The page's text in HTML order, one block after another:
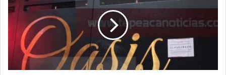
Corea
de
Sur
0
establecimiento
"Oasis
Sports
recién
inaugurada
en